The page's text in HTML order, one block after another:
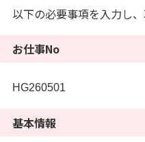
以下の必要事項を入力し
お仕事No
HG260501
基本情報